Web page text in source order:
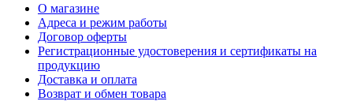
О магазине
Адреса и режим работы
Договор оферты
Регистрационные удостоверения и сертификаты на
продукцию
Доставка и оплата
Возврат и обмен товара